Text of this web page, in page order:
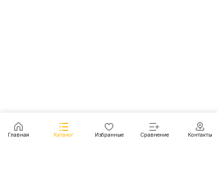
Главная Каталог Избранные Сравнение Контакты